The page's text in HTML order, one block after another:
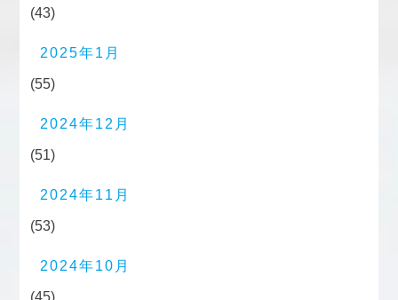
(43)
2025年1月
(55)
2024年12月
(51)
2024年11月
(53)
2024年10月
(45)